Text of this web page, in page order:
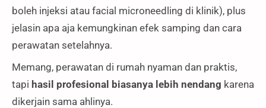
boleh injeksi atau facial microneedling di klinik), plus
jelasin apa aja kemungkinan efek samping dan cara
perawatan setelahnya.
Memang, perawatan di rumah nyaman dan praktis,
tapi hasil profesional biasanya lebih nendang karena
dikerjain sama ahlinya.